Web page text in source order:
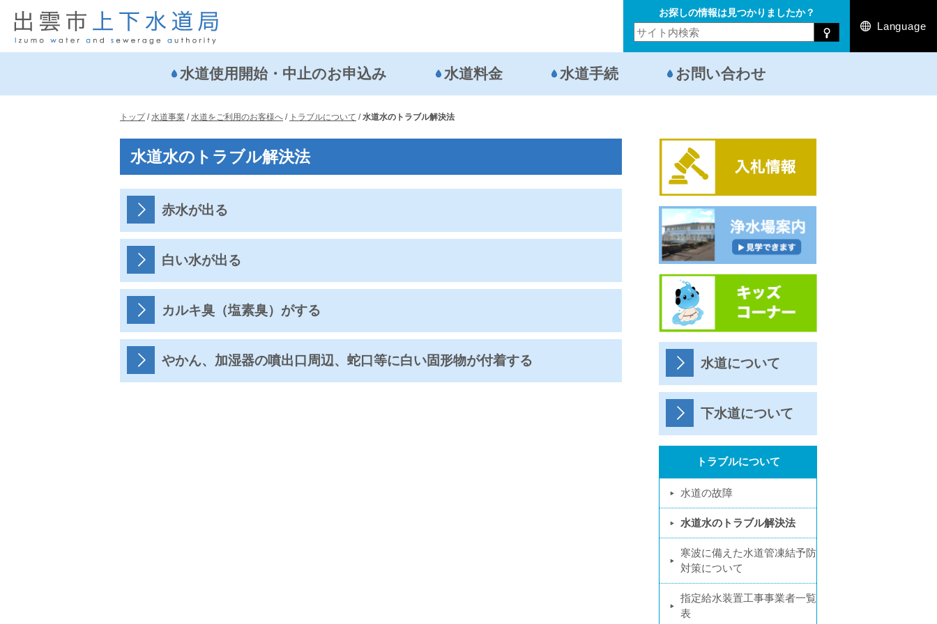
お探しの情報は見つかりましたか？
Language
水道使用開始・中止のお申込み 水道料金 水道手続 お問い合わせ
現
トップ/水道事業 /水道をご利用のお客様へ / トラブルについて /水道水のトラブル解決法
水道水のトラブル解決法
赤水が出る
白い水が出る
カルキ臭（塩素臭）がする
やかん、加湿器の噴出口周辺、蛇口等に白い固形物が付着する 水道について
下水道について
トラブルについて
水道の故障
水道水のトラブル解決法
寒波に備えた水道管凍結予防
対策について
指定給水装置工事事業者一覧
表